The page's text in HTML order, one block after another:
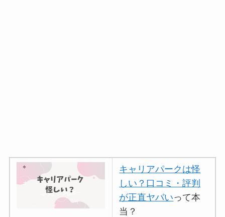
キャリアパークは怪
しい？口コミ・評判
が正直ヤバいって本
当？